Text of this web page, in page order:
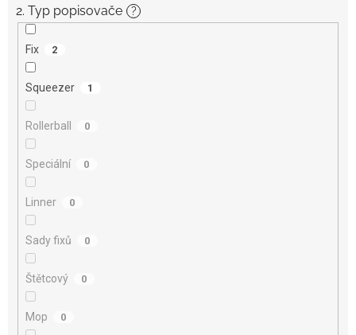
2. Typ popisovače ?
Fix 2
Squeezer 1
Rollerball 0
Speciální 0
Linner 0
Sady fixů 0
Štětcový 0
Mop 0